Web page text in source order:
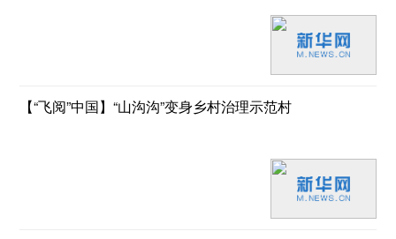
【“飞阅”中国】“山沟沟”变身乡村治理示范村